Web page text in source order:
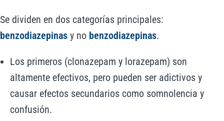
Se dividen en dos categorías principales:
benzodiazepinas y no benzodiazepinas.
Los primeros (clonazepam y lorazepam) son
altamente efectivos, pero pueden ser adictivos y
causar efectos secundarios como somnolencia y
confusión.